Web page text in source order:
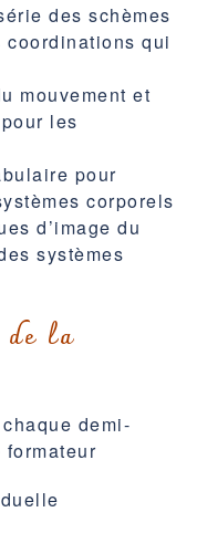
des schèmes
coordinations qui
mouvement et
les
pour
corporels
d’image du
systèmes
de la
demi-